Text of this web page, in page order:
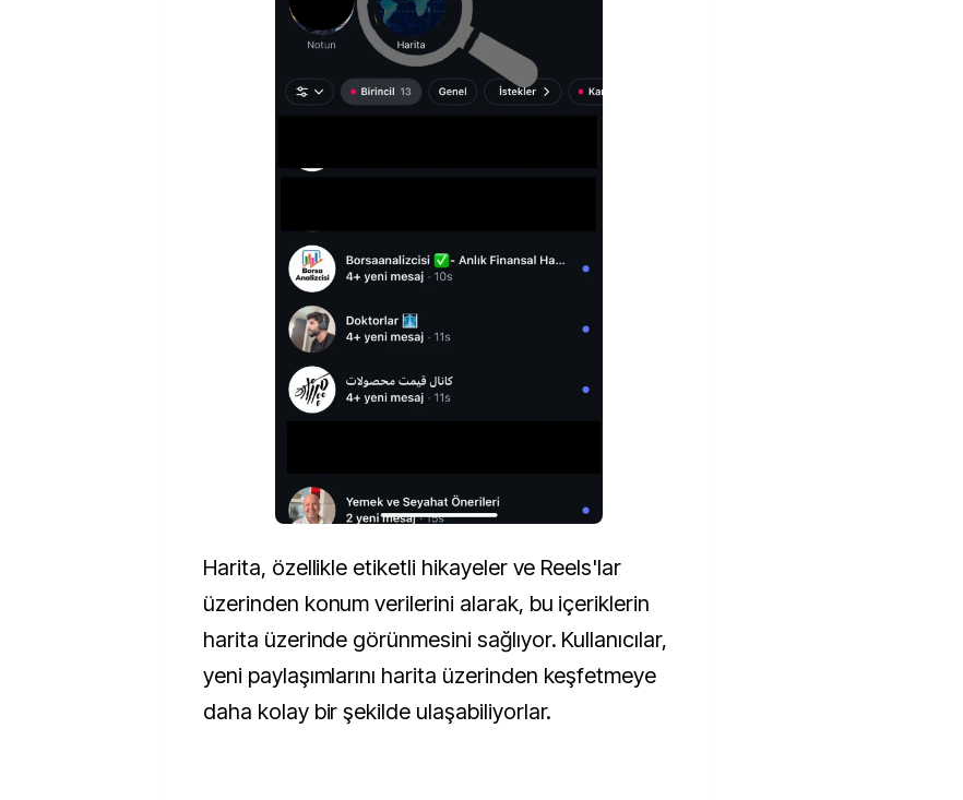
Harita, özellikle etiketli hikayeler ve Reels'lar
üzerinden konum verilerini alarak, bu içeriklerin
harita üzerinde görünmesini sağlıyor. Kullanıcılar,
yeni paylaşımlarını harita üzerinden keşfetmeye
daha kolay bir şekilde ulaşabiliyorlar.